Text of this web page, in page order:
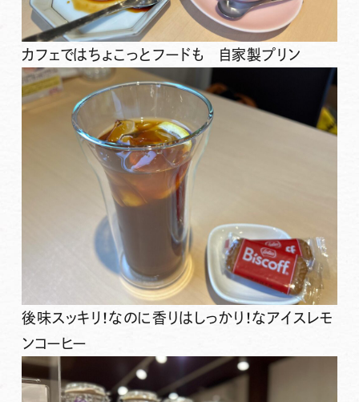
カフェではちょこっとフードも 自家製プリン
後味スッキリ！なのに香りはしっかり！なアイスレモ
ンコーヒー